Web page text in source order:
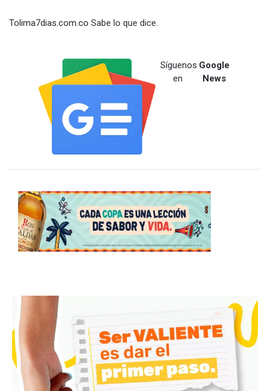
Tolima7dias.com.co Sabe lo que dice.
Síguenos
en
Google
News